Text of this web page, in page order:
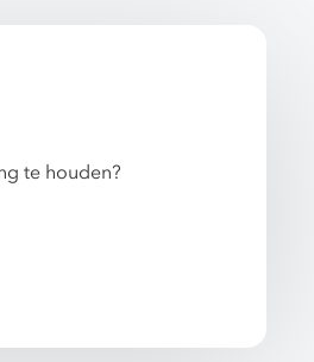
te houden?